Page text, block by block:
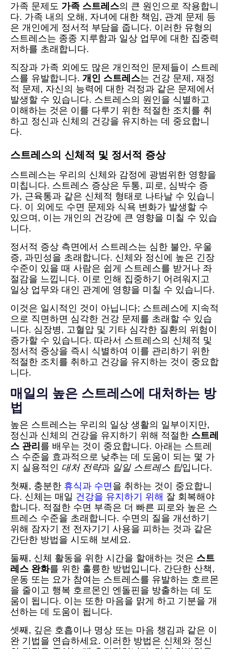
가족 문제도 가족 스트레스의 큰 원인으로 작용합니
다. 가족 내의 오해, 자녀에 대한 책임, 관계 문제 등
은 개인에게 정서적 부담을 줍니다. 이러한 유형의
스트레스는 종종 지루함과 일상 업무에 대한 집중력
저하를 초래합니다.
직장과 가족 외에도 많은 개인적인 문제들이 스트레
스를 유발합니다. 개인 스트레스는 건강 문제, 재정
적 문제, 자신의 능력에 대한 걱정과 같은 문제에서
발생할 수 있습니다. 스트레스의 원인을 식별하고
이해하는 것은 이를 다루기 위한 적절한 조치를 취
하고 정신과 신체의 건강을 유지하는 데 중요합니
다.
스트레스의 신체적 및 정서적 증상
스트레스는 우리의 신체와 감정에 광범위한 영향을
미칩니다. 스트레스 증상은 두통, 피로, 심박수 증
가, 근육통과 같은 신체적 형태로 나타날 수 있습니
다. 이 외에도 수면 문제와 식욕 변화가 발생할 수
있으며, 이는 개인의 건강에 큰 영향을 미칠 수 있습
니다.
정서적 증상 측면에서 스트레스는 심한 불안, 우울
증, 과민성을 초래합니다. 신체와 정신에 높은 긴장
수준이 있을 때 사람은 쉽게 스트레스를 받거나 좌
절감을 느낍니다. 이로 인해 집중하기 어려워지고
일상 업무와 대인 관계에 영향을 미칠 수 있습니다.
이것은 일시적인 것이 아닙니다; 스트레스에 지속적
으로 직면하면 심각한 건강 문제를 초래할 수 있습
니다. 심장병, 고혈압 및 기타 심각한 질환의 위험이
증가할 수 있습니다. 따라서 스트레스의 신체적 및
정서적 증상을 즉시 식별하여 이를 관리하기 위한
적절한 조치를 취하고 건강을 유지하는 것이 중요합
니다.
매일의 높은 스트레스에 대처하는 방
법
높은 스트레스는 우리의 일상 생활의 일부이지만,
정신과 신체의 건강을 유지하기 위해 적절한 스트레
스 관리 를 배우는 것이 중요합니다. 아래는 스트레
스 수준을 효과적으로 낮추는 데 도움이 되는 몇 가
지 실용적인 대처 전략과 일일 스트레스 팁입니다.
첫째, 충분한 휴식과 수면 을 취하는 것이 중요합니
다. 신체는 매일 건강을 유지하기 위해 잘 회복해야
합니다. 적절한 수면 부족은 더 빠른 피로와 높은 스
트레스 수준을 초래합니다. 수면의 질을 개선하기
위해 잠자기 전 전자기기 사용을 피하는 것과 같은
간단한 방법을 시도해 보세요.
둘째, 신체 활동을 위한 시간을 할애하는 것은 스트
레스 완화를 위한 훌륭한 방법입니다. 간단한 산책,
운동 또는 요가 참여는 스트레스를 유발하는 호르몬
을 줄이고 행복 호르몬인 엔돌핀을 방출하는 데 도
움이 됩니다. 이는 또한 마음을 맑게 하고 기분을 개
선하는 데 도움이 됩니다.
셋째, 깊은 호흡이나 명상 또는 마음 챙김과 같은 이
완 기법을 연습하세요. 이러한 방법은 신체와 정신